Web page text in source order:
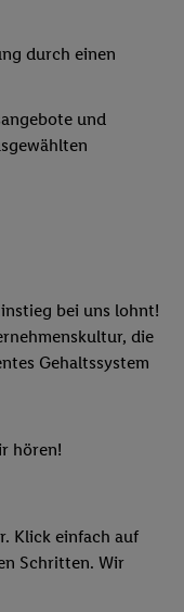
durch einen
und
bei uns lohnt!
die
Gehaltssystem
hören!
Klick einfach auf
Schritten. Wir